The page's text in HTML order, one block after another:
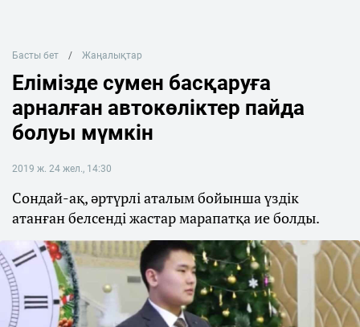
Басты бет Жаңалықтар
Елімізде сумен басқаруға
арналған автокөліктер пайда
болуы мүмкін
2019 ж. 24 жел., 14:30
Сондай-ақ, әртүрлі аталым бойынша үздік
атанған белсенді жастар марапатқа ие болды.